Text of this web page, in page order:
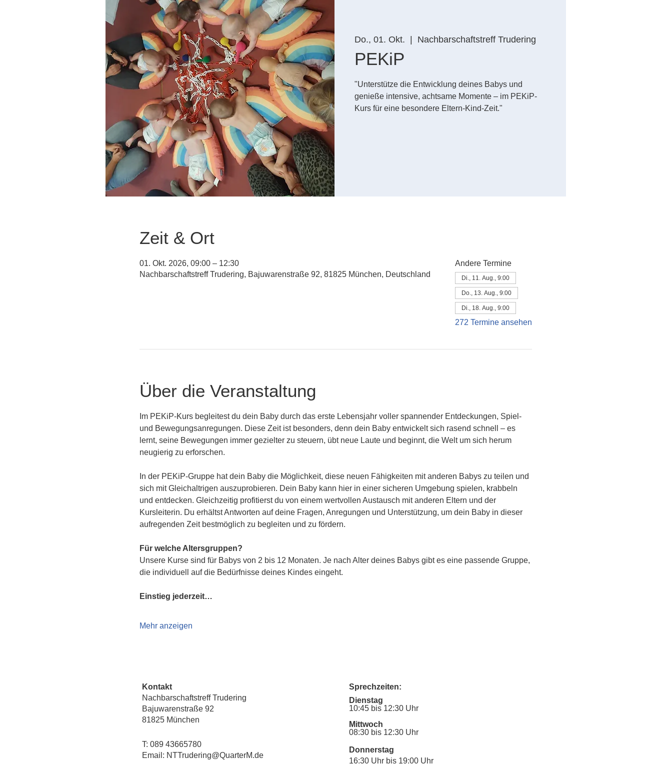
Do., 01. Okt. Nachbarschaftstreff Trudering
PEKiP
"Unterstütze die Entwicklung deines Babys und
genieße intensive, achtsame Momente – im PEKiP-
Kurs für eine besondere Eltern-Kind-Zeit."
Zeit & Ort
01. Okt. 2026, 09:00 – 12:30
Nachbarschaftstreff Trudering, Bajuwarenstraße 92, 81825 München, Deutschland
Andere Termine
Di., 11. Aug., 9:00
Do., 13. Aug., 9:00
Di., 18. Aug., 9:00
272 Termine ansehen
Über die Veranstaltung
Im PEKiP-Kurs begleitest du dein Baby durch das erste Lebensjahr voller spannender Entdeckungen, Spiel-
und Bewegungsanregungen. Diese Zeit ist besonders, denn dein Baby entwickelt sich rasend schnell – es
lernt, seine Bewegungen immer gezielter zu steuern, übt neue Laute und beginnt, die Welt um sich herum
neugierig zu erforschen.
In der PEKiP-Gruppe hat dein Baby die Möglichkeit, diese neuen Fähigkeiten mit anderen Babys zu teilen und
sich mit Gleichaltrigen auszuprobieren. Dein Baby kann hier in einer sicheren Umgebung spielen, krabbeln
und entdecken. Gleichzeitig profitierst du von einem wertvollen Austausch mit anderen Eltern und der
Kursleiterin. Du erhältst Antworten auf deine Fragen, Anregungen und Unterstützung, um dein Baby in dieser
aufregenden Zeit bestmöglich zu begleiten und zu fördern.
Für welche Altersgruppen?
Unsere Kurse sind für Babys von 2 bis 12 Monaten. Je nach Alter deines Babys gibt es eine passende Gruppe,
die individuell auf die Bedürfnisse deines Kindes eingeht.
Einstieg jederzeit…
Mehr anzeigen
Kontakt
Nachbarschaftstreff Trudering
Bajuwarenstraße 92
81825 München
T: 089 43665780
Email: NTTrudering@QuarterM.de
Sprechzeiten:
Dienstag
10:45 bis 12:30 Uhr
Mittwoch
08:30 bis 12:30 Uhr
Donnerstag
16:30 Uhr bis 19:00 Uhr